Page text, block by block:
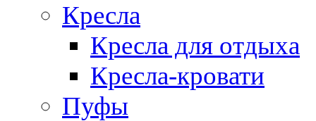
Кресла
Кресла для отдыха
Кресла-кровати
Пуфы